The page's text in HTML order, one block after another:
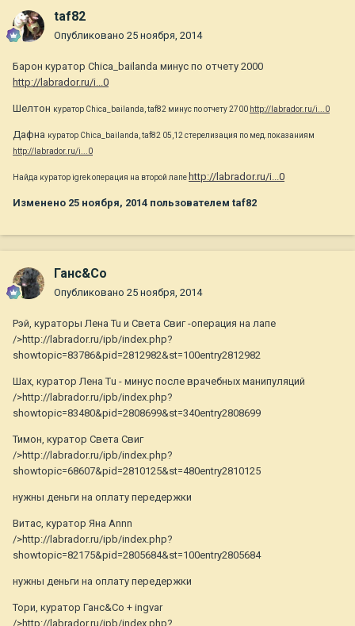
taf82
Опубликовано 25 ноября, 2014
Барон куратор Chica_bailanda минус по отчету 2000
http://labrador.ru/i...0
Шелтон куратор Chica_bailanda, taf82 минус по отчету 2700 http://labrador.ru/i...0
Дафна куратор Chica_bailanda, taf82 05,12 стерелизация по мед.показаниям
http://labrador.ru/i...0
Найда куратор igrek операция на второй лапе http://labrador.ru/i...0
Изменено 25 ноября, 2014 пользователем taf82
Ганс&Co
Опубликовано 25 ноября, 2014
Рэй, кураторы Лена Tu и Света Свиг -операция на лапе
/>http://labrador.ru/ipb/index.php?
showtopic=83786&pid=2812982&st=100entry2812982
Шах, куратор Лена Тu - минус после врачебных манипуляций
/>http://labrador.ru/ipb/index.php?
showtopic=83480&pid=2808699&st=340entry2808699
Тимон, куратор Света Свиг
/>http://labrador.ru/ipb/index.php?
showtopic=68607&pid=2810125&st=480entry2810125
нужны деньги на оплату передержки
Витас, куратор Яна Annn
/>http://labrador.ru/ipb/index.php?
showtopic=82175&pid=2805684&st=100entry2805684
нужны деньги на оплату передержки
Тори, куратор Ганс&Co + ingvar
/>http://labrador.ru/ipb/index.php?